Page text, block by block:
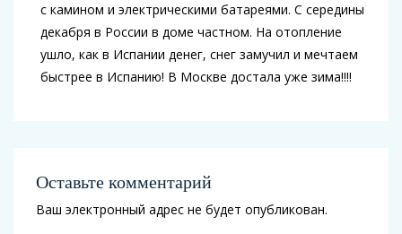
с камином и электрическими батареями. С середины
декабря в России в доме частном. На отопление
ушло, как в Испании денег, снег замучил и мечтаем
быстрее в Испанию! В Москве достала уже зима!!!!
Оставьте комментарий
Ваш электронный адрес не будет опубликован.